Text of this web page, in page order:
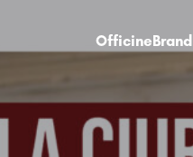
OfficineBrand